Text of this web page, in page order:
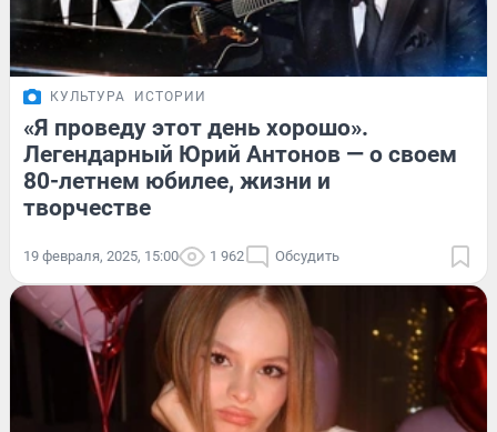
КУЛЬТУРА ИСТОРИИ
«Я проведу этот день хорошо».
Легендарный Юрий Антонов — о своем
80-летнем юбилее, жизни и
творчестве
19 февраля, 2025, 15:00 1 962 Обсудить